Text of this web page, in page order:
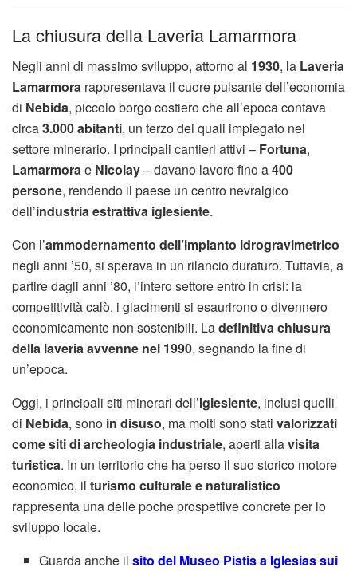
La chiusura della Laveria Lamarmora
Negli anni di massimo sviluppo, attorno al 1930, la Laveria
Lamarmora rappresentava il cuore pulsante dell’economia
di Nebida, piccolo borgo costiero che all’epoca contava
circa3.000 abitanti, un terzo dei quali impiegato nel
settore minerario. I principali cantieri attivi – Fortuna,
Lamarmorae Nicolay– davano lavoro fino a400
persone, rendendo il paese un centro nevralgico
dell’industria estrattiva iglesiente.
Con l’ammodernamento dell’impianto idrogravimetrico
negli anni ’50, si sperava in un rilancio duraturo. Tuttavia, a
partire dagli anni ’80, l’intero settore entrò in crisi: la
competitività calò, i giacimenti si esaurirono o divennero
economicamente non sostenibili. Ladefinitiva chiusura
della laveria avvenne nel 1990, segnando la fine di
un’epoca.
Oggi, i principali siti minerari dell’Iglesiente, inclusi quelli
di Nebida, sono in disuso, ma molti sono stati valorizzati
come siti di archeologia industriale, aperti allavisita
turistica. In un territorio che ha perso il suo storico motore
economico, il turismo culturale e naturalistico
rappresenta una delle poche prospettive concrete per lo
sviluppo locale.
Guarda anche ilsito del Museo Pistis a Iglesias sui